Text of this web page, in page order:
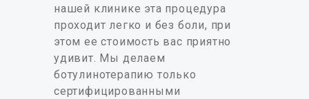
нашей клинике эта процедура
проходит легко и без боли, при
этом ее стоимость вас приятно
удивит. Мы делаем
ботулинотерапию только
сертифицированными